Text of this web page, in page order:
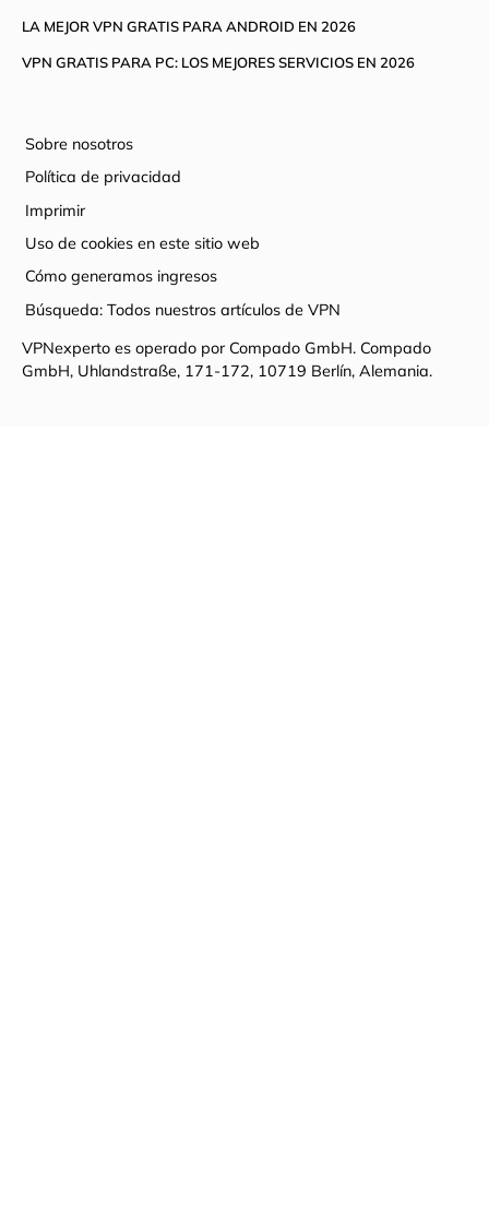
LA MEJOR VPN GRATIS PARA ANDROID EN 2026
VPN GRATIS PARA PC: LOS MEJORES SERVICIOS EN 2026
Sobre nosotros
Política de privacidad
Imprimir
Uso de cookies en este sitio web
Cómo generamos ingresos
Búsqueda: Todos nuestros artículos de VPN
VPNexperto es operado por Compado GmbH. Compado
GmbH, Uhlandstraße, 171-172, 10719 Berlín, Alemania.